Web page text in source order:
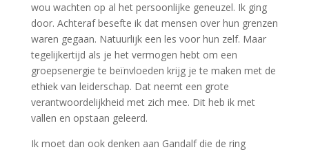
wou wachten op al het persoonlijke geneuzel. Ik ging
door. Achteraf besefte ik dat mensen over hun grenzen
waren gegaan. Natuurlijk een les voor hun zelf. Maar
tegelijkertijd als je het vermogen hebt om een
groepsenergie te beïnvloeden krijg je te maken met de
ethiek van leiderschap. Dat neemt een grote
verantwoordelijkheid met zich mee. Dit heb ik met
vallen en opstaan geleerd.
Ik moet dan ook denken aan Gandalf die de ring